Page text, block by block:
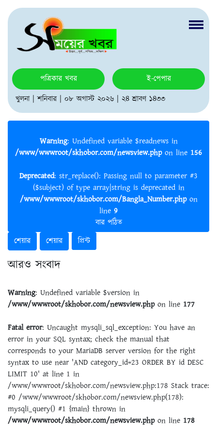
পত্রিকার খবর
ই-পেপার
খুলনা | শনিবার | ০৮ অগাস্ট ২০২৬ | ২৪ শ্রাবণ ১৪৩৩
Warning : Undefined variable $readnews in
/www/wwwroot/skhobor.com/newsview.phpon line 156
Deprecated: str_replace(): Passing null to parameter #3
($subject) of type array|string is deprecated in
/www/wwwroot/skhobor.com/Bangla_Number.phpon
line 9
বার পঠিত
শেয়ার
শেয়ার প্রিন্ট
আরও সংবাদ
Warning: Undefined variable $version in
/www/wwwroot/skhobor.com/newsview.phpon line 177
Fatal error: Uncaught mysqli_sql_exception: You have an
error in your SQL syntax; check the manual that
corresponds to your MariaDB server version for the right
syntax to use near 'AND category_id=23 ORDER BY id DESC
LIMIT 10' at line 1 in
/www/wwwroot/skhobor.com/newsview.php:178 Stack trace:
#0 /www/wwwroot/skhobor.com/newsview.php(178):
mysqli_query() #1 {main} thrown in
/www/wwwroot/skhobor.com/newsview.phpon line 178